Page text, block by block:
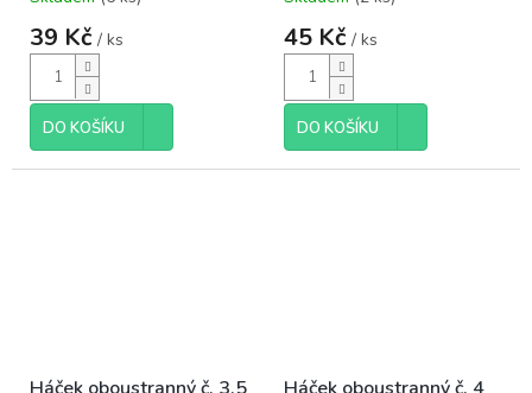
39 Kč / ks
DO KOŠÍKU
45 Kč / ks
DO KOŠÍKU
Háček oboustranný č. 3,5 Háček oboustranný č. 4